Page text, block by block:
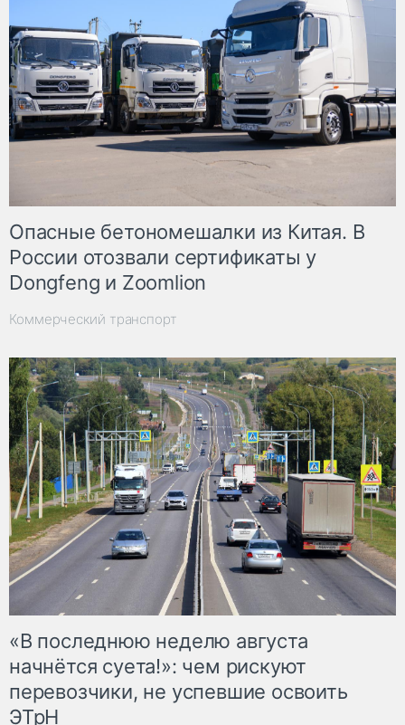
Опасные бетономешалки из Китая. В
России отозвали сертификаты у
Dongfeng и Zoomlion
Коммерческий транспорт
«В последнюю неделю августа
начнётся суета!»: чем рискуют
перевозчики, не успевшие освоить
ЭТрН